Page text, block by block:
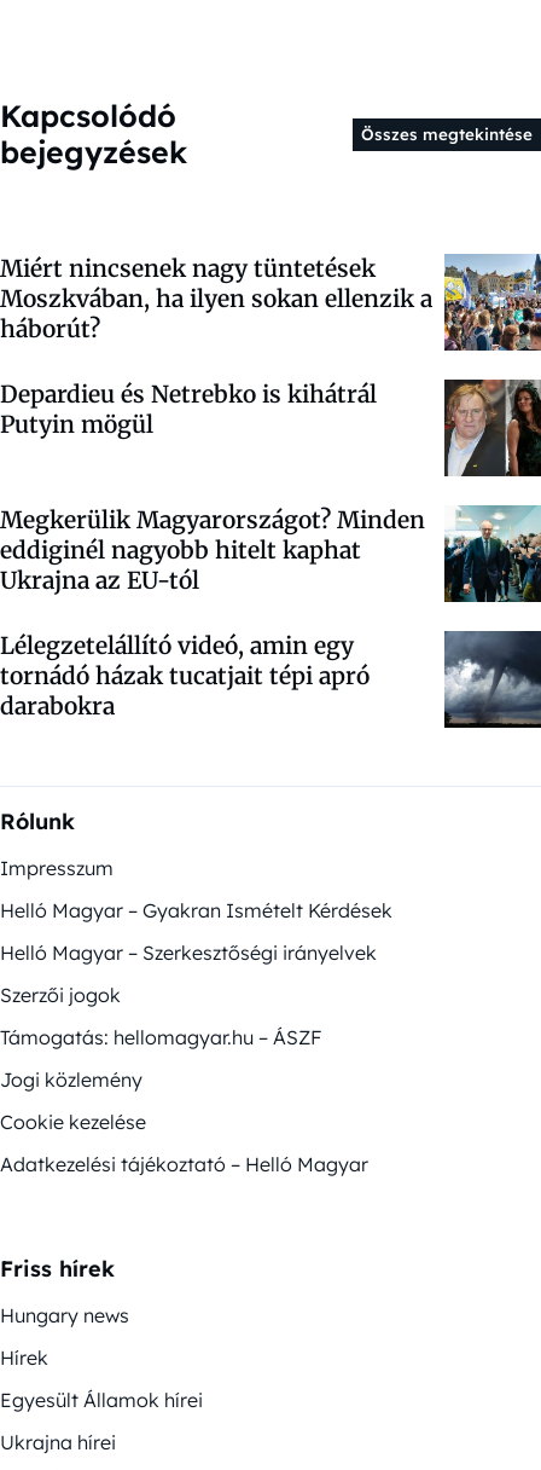
Kapcsolódó
bejegyzések
Összes megtekintése
Miért nincsenek nagy tüntetések
Moszkvában, ha ilyen sokan ellenzik a
háborút?
Depardieu és Netrebko is kihátrál
Putyin mögül
Megkerülik Magyarországot? Minden
eddiginél nagyobb hitelt kaphat
Ukrajna az EU-tól
Lélegzetelállító videó, amin egy
tornádó házak tucatjait tépi apró
darabokra
Rólunk
Impresszum
Helló Magyar – Gyakran Ismételt Kérdések
Helló Magyar – Szerkesztőségi irányelvek
Szerzői jogok
Támogatás: hellomagyar.hu – ÁSZF
Jogi közlemény
Cookie kezelése
Adatkezelési tájékoztató – Helló Magyar
Friss hírek
Hungary news
Hírek
Egyesült Államok hírei
Ukrajna hírei